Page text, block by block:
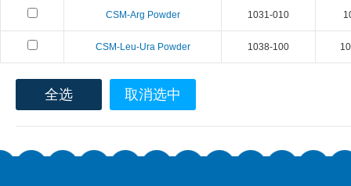
CSM-Arg Powder 1031-010
CSM-Leu-Ura Powder 1038-100
全选 取消选中